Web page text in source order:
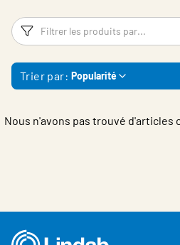
Login
Choose languge
Filtres
Trier par: Popularité
Nous n'avons pas trouvé